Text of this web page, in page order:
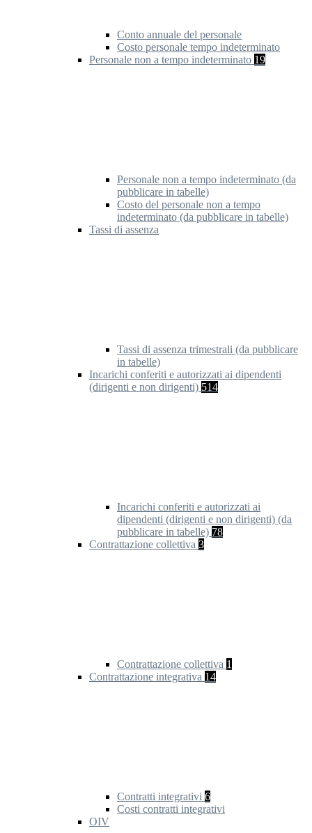
Conto annuale del personale
Costo personale tempo indeterminato
Personale non a tempo indeterminato 19
Personale non a tempo indeterminato (da
pubblicare in tabelle)
Costo del personale non a tempo
indeterminato (da pubblicare in tabelle)
Tassi di assenza
Tassi di assenza trimestrali (da pubblicare
in tabelle)
Incarichi conferiti e autorizzati ai dipendenti
(dirigenti e non dirigenti) 514
Incarichi conferiti e autorizzati ai
dipendenti (dirigenti e non dirigenti) (da
pubblicare in tabelle) 78
Contrattazione collettiva 3
Contrattazione collettiva 1
Contrattazione integrativa 14
Contratti integrativi 6
Costi contratti integrativi
OIV